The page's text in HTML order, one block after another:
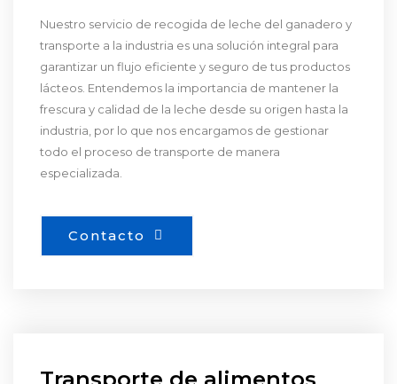
Nuestro servicio de recogida de leche del ganadero y
transporte a la industria es una solución integral para
garantizar un flujo eficiente y seguro de tus productos
lácteos. Entendemos la importancia de mantener la
frescura y calidad de la leche desde su origen hasta la
industria, por lo que nos encargamos de gestionar
todo el proceso de transporte de manera
especializada.
Contacto